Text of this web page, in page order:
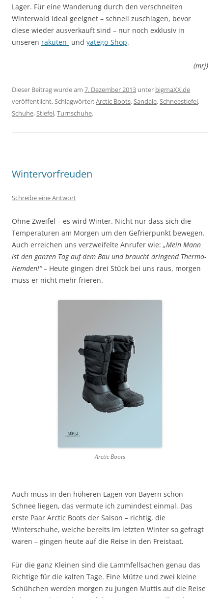
Lager. Für eine Wanderung durch den verschneiten
Winterwald ideal geeignet – schnell zuschlagen, bevor
diese wieder ausverkauft sind – nur noch exklusiv in
unseren rakuten- und yatego-Shop.
(mrj)
Dieser Beitrag wurde am 7. Dezember 2013 unter bigmaXX.de
veröffentlicht. Schlagwörter:Arctic Boots,Sandale,Schneestiefel,
Schuhe,Stiefel,Turnschuhe.
Wintervorfreuden
Schreibe eine Antwort
Ohne Zweifel – es wird Winter. Nicht nur dass sich die
Temperaturen am Morgen um den Gefrierpunkt bewegen.
Auch erreichen uns verzweifelte Anrufer wie: „Mein Mann
ist den ganzen Tag auf dem Bau und braucht dringend Thermo-
Hemden!“– Heute gingen drei Stück bei uns raus, morgen
muss er nicht mehr frieren.
Arctic Boots
Auch muss in den höheren Lagen von Bayern schon
Schnee liegen, das vermute ich zumindest einmal. Das
erste Paar Arctic Boots der Saison – richtig, die
Winterschuhe, welche bereits im letzten Winter so gefragt
waren – gingen heute auf die Reise in den Freistaat.
Für die ganz Kleinen sind die Lammfellsachen genau das
Richtige für die kalten Tage. Eine Mütze und zwei kleine
Schühchen werden morgen zu jungen Muttis auf die Reise